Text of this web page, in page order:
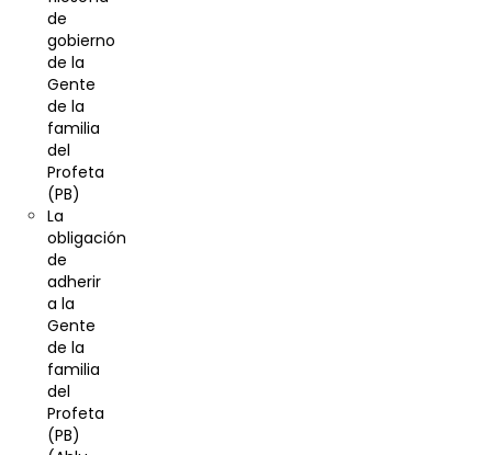
de
gobierno
de la
Gente
de la
familia
del
Profeta
(PB)
La
obligación
de
adherir
a la
Gente
de la
familia
del
Profeta
(PB)